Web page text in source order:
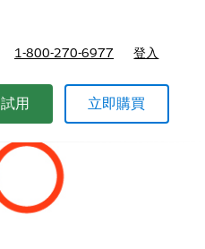
1-800-270-6977 登入
用 立即購買